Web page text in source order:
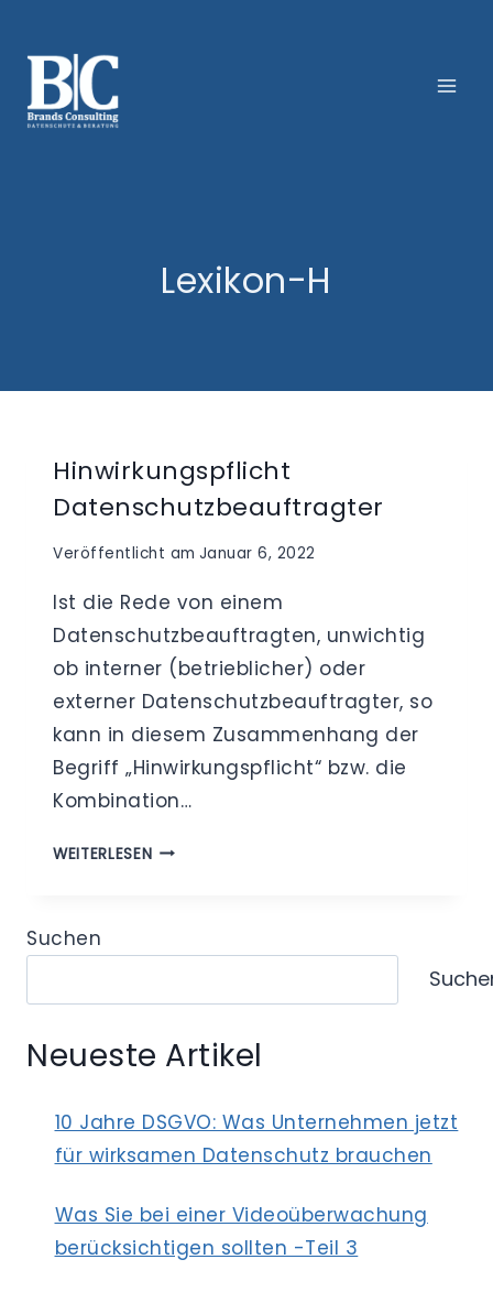
Inhalt
springen
Lexikon-H
Hinwirkungspflicht
Datenschutzbeauftragter
Veröffentlicht am Januar 6, 2022
Ist die Rede von einem
Datenschutzbeauftragten, unwichtig
ob interner (betrieblicher) oder
externer Datenschutzbeauftragter, so
kann in diesem Zusammenhang der
Begriff „Hinwirkungspflicht“ bzw. die
Kombination…
WEITERLESENHINWIRKUNGSPFLICHT
Suchen
Neueste Artikel
10 Jahre DSGVO: Was Unternehmen jetzt
für wirksamen Datenschutz brauchen
Was Sie bei einer Videoüberwachung
berücksichtigen sollten -Teil 3